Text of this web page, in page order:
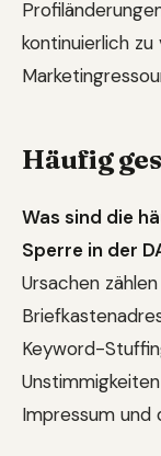
kontinuierlich
Häufig
Was sind die
Sperre in der
Ursachen
Keyword-
Impressum und